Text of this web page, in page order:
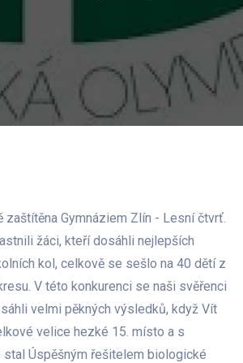
zaštítěna Gymnáziem Zlín - Lesní čtvrť.
žáci, kteří dosáhli nejlepších
kol, celkově se sešlo na 40 dětí z
V této konkurenci se naši svěřenci
velmi pěkných výsledků, když Vít
velice hezké 15. místo a s
Úspěšným řešitelem biologické